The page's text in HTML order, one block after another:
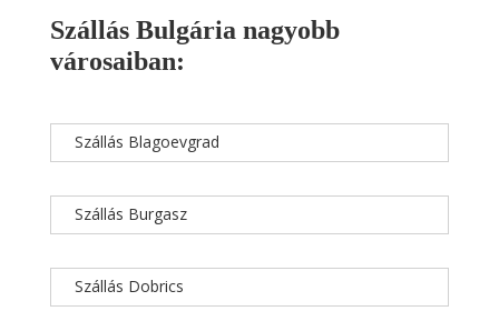
Szállás Bulgária nagyobb
városaiban:
Szállás Blagoevgrad
Szállás Burgasz
Szállás Dobrics